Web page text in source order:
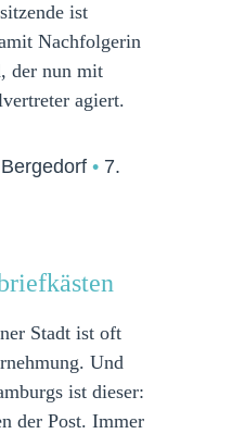
ist
Nachfolgerin
der nun mit
agiert.
7.
Stadt ist oft
Und
ist dieser:
der Post. Immer